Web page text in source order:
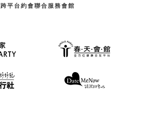
跨平台約會聯合服務會館